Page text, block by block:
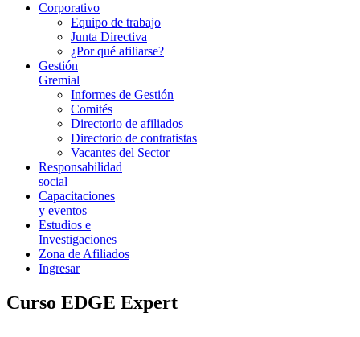
Corporativo
Equipo de trabajo
Junta Directiva
¿Por qué afiliarse?
Gestión
Gremial
Informes de Gestión
Comités
Directorio de afiliados
Directorio de contratistas
Vacantes del Sector
Responsabilidad
social
Capacitaciones
y eventos
Estudios e
Investigaciones
Zona de Afiliados
Ingresar
Curso EDGE Expert